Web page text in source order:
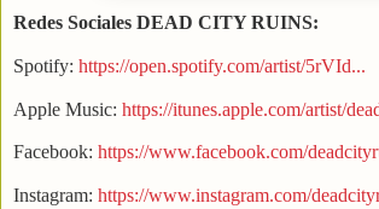
Redes Sociales DEAD CITY RUINS:
Spotify: https://open.spotify.com/artist/5rVId...
Apple Music: https://itunes.apple.com/artist/
Facebook: https://www.facebook.com/
Instagram: https://www.instagram.com/